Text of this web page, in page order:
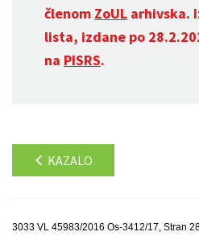
členom ZoUL arhivska.
lista, izdane po
na PISRS.
KAZALO
3033 VL 45983/2016 Os-3412/17, Stran